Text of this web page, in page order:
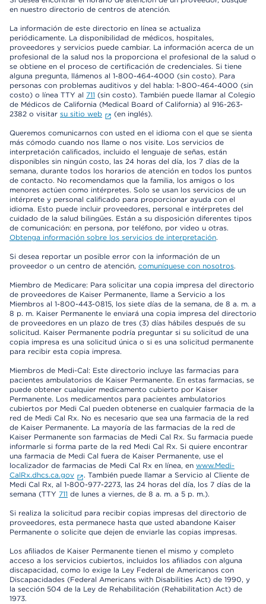
en nuestro directorio de centros de atención.
La información de este directorio en línea se actualiza
periódicamente. La disponibilidad de médicos, hospitales,
proveedores y servicios puede cambiar. La información acerca de un
profesional de la salud nos la proporciona el profesional de la salud o
se obtiene en el proceso de certificación de credenciales. Si tiene
alguna pregunta, llámenos al 1-800-464-4000 (sin costo). Para
personas con problemas auditivos y del habla: 1-800-464-4000 (sin
costo) o línea TTY al 711 (sin costo). También puede llamar al Colegio
de Médicos de California (Medical Board of California) al 916-263-
2382 o visitar su sitio web (en inglés).
Queremos comunicarnos con usted en el idioma con el que se sienta
más cómodo cuando nos llame o nos visite. Los servicios de
interpretación calificados, incluido el lenguaje de señas, están
disponibles sin ningún costo, las 24 horas del día, los 7 días de la
semana, durante todos los horarios de atención en todos los puntos
de contacto. No recomendamos que la familia, los amigos o los
menores actúen como intérpretes. Solo se usan los servicios de un
intérprete y personal calificado para proporcionar ayuda con el
idioma. Esto puede incluir proveedores, personal e intérpretes del
cuidado de la salud bilingües. Están a su disposición diferentes tipos
de comunicación: en persona, por teléfono, por video u otras.
Obtenga información sobre los servicios de interpretación.
Si desea reportar un posible error con la información de un
proveedor o un centro de atención, comuníquese con nosotros.
Miembro de Medicare: Para solicitar una copia impresa del directorio
de proveedores de Kaiser Permanente, llame a Servicio a los
Miembros al 1-800-443-0815, los siete días de la semana, de 8 a. m. a
8 p. m. Kaiser Permanente le enviará una copia impresa del directorio
de proveedores en un plazo de tres (3) días hábiles después de su
solicitud. Kaiser Permanente podría preguntar si su solicitud de una
copia impresa es una solicitud única o si es una solicitud permanente
para recibir esta copia impresa.
Miembros de Medi-Cal: Este directorio incluye las farmacias para
pacientes ambulatorios de Kaiser Permanente. En estas farmacias, se
puede obtener cualquier medicamento cubierto por Kaiser
Permanente. Los medicamentos para pacientes ambulatorios
cubiertos por Medi Cal pueden obtenerse en cualquier farmacia de la
red de Medi Cal Rx. No es necesario que sea una farmacia de la red
de Kaiser Permanente. La mayoría de las farmacias de la red de
Kaiser Permanente son farmacias de Medi Cal Rx. Su farmacia puede
informarle si forma parte de la red Medi Cal Rx. Si quiere encontrar
una farmacia de Medi Cal fuera de Kaiser Permanente, use el
localizador de farmacias de Medi Cal Rx en línea, en www.Medi-
CalRx.dhcs.ca.gov
. También puede llamar a Servicio al Cliente de
Medi Cal Rx, al 1-800-977-2273, las 24 horas del día, los 7 días de la
semana (TTY 711 de lunes a viernes, de 8 a. m. a 5 p. m.).
Si realiza la solicitud para recibir copias impresas del directorio de
proveedores, esta permanece hasta que usted abandone Kaiser
Permanente o solicite que dejen de enviarle las copias impresas.
Los afiliados de Kaiser Permanente tienen el mismo y completo
acceso a los servicios cubiertos, incluidos los afiliados con alguna
discapacidad, como lo exige la Ley Federal de Americanos con
Discapacidades (Federal Americans with Disabilities Act) de 1990, y
la sección 504 de la Ley de Rehabilitación (Rehabilitation Act) de
1973.